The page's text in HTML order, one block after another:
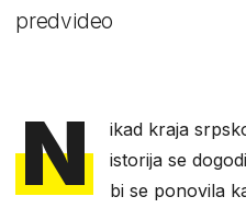
predvideo
N
ikad kraja
istorija se
bi se ponovila